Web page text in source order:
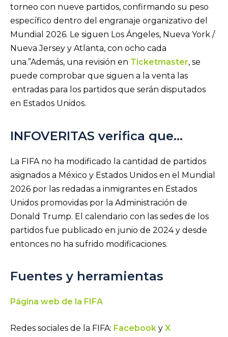
torneo con nueve partidos, confirmando su peso
específico dentro del engranaje organizativo del
Mundial 2026. Le siguen Los Ángeles, Nueva York /
Nueva Jersey y Atlanta, con ocho cada
una.”Además, una revisión en Ticketmaster, se
puede comprobar que siguen a la venta las
entradas para los partidos que serán disputados
en Estados Unidos.
INFOVERITAS verifica que…
La FIFA no ha modificado la cantidad de partidos
asignados a México y Estados Unidos en el Mundial
2026 por las redadas a inmigrantes en Estados
Unidos promovidas por la Administración de
Donald Trump. El calendario con las sedes de los
partidos fue publicado en junio de 2024 y desde
entonces no ha sufrido modificaciones.
Fuentes y herramientas
Página web de la FIFA
Redes sociales de la FIFA: Facebook y X